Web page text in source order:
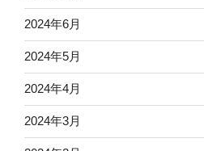
2024年6月
2024年5月
2024年4月
2024年3月